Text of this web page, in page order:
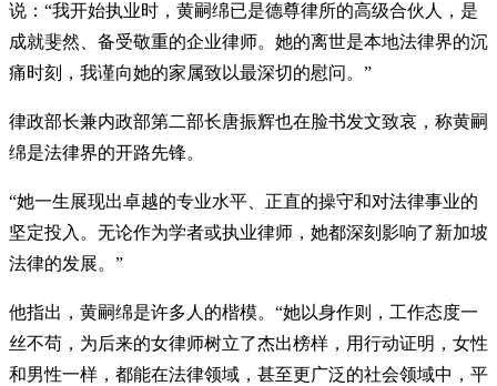
说：“我开始执业时，黄嗣绵已是德尊律所的高级合伙人，是
成就斐然、备受敬重的企业律师。她的离世是本地法律界的沉
痛时刻，我谨向她的家属致以最深切的慰问。”
律政部长兼内政部第二部长唐振辉也在脸书发文致哀，称黄嗣
绵是法律界的开路先锋。
“她一生展现出卓越的专业水平、正直的操守和对法律事业的
坚定投入。无论作为学者或执业律师，她都深刻影响了新加坡
法律的发展。”
他指出，黄嗣绵是许多人的楷模。“她以身作则，工作态度一
丝不苟，为后来的女律师树立了杰出榜样，用行动证明，女性
和男性一样，都能在法律领域，甚至更广泛的社会领域中，平